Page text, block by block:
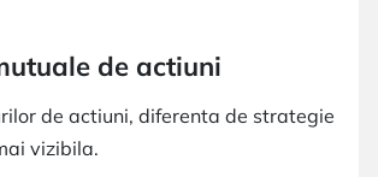
de actiuni
de actiuni, diferenta de strategie
vizibila.